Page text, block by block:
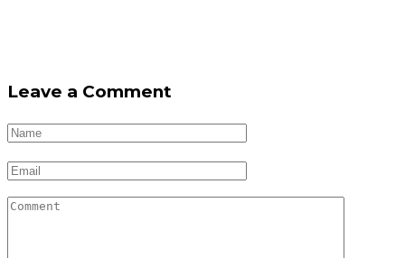
Leave a Comment